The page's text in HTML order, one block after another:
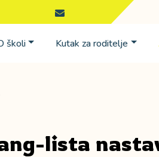
školi Kutak za roditelje
lista